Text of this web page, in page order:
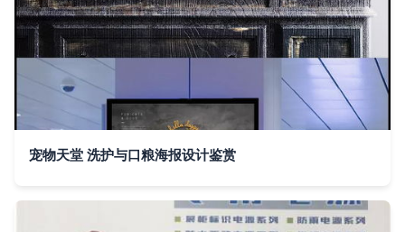
宠物天堂 洗护与口粮海报设计鉴赏